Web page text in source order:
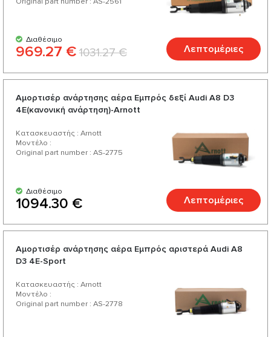
Διαθέσιμο
969.27 € 1031.27 € Λεπτομέριες
Αμορτισέρ ανάρτησης αέρα Εμπρός δεξί Audi A8 D3
4E(κανονική ανάρτηση)-Arnott
Κατασκευαστής : Arnott
Μοντέλο :
Original part number : AS-2775
Διαθέσιμο
1094.30 € Λεπτομέριες
Αμορτισέρ ανάρτησης αέρα Εμπρός αριστερά Audi А8
D3 4E-Sport
Κατασκευαστής : Arnott
Μοντέλο :
Original part number : AS-2778